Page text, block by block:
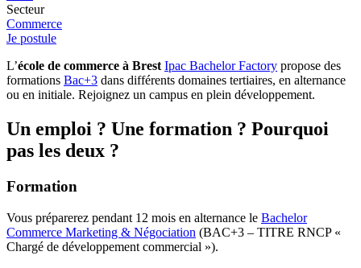
Secteur
Commerce
Je postule
L’école de commerce à Brest Ipac Bachelor Factory propose des
formations Bac+3 dans différents domaines tertiaires, en alternance
ou en initiale. Rejoignez un campus en plein développement.
Un emploi ? Une formation ? Pourquoi
pas les deux ?
Formation
Vous préparerez pendant 12 mois en alternance le Bachelor
Commerce Marketing & Négociation (BAC+3 – TITRE RNCP «
Chargé de développement commercial »).